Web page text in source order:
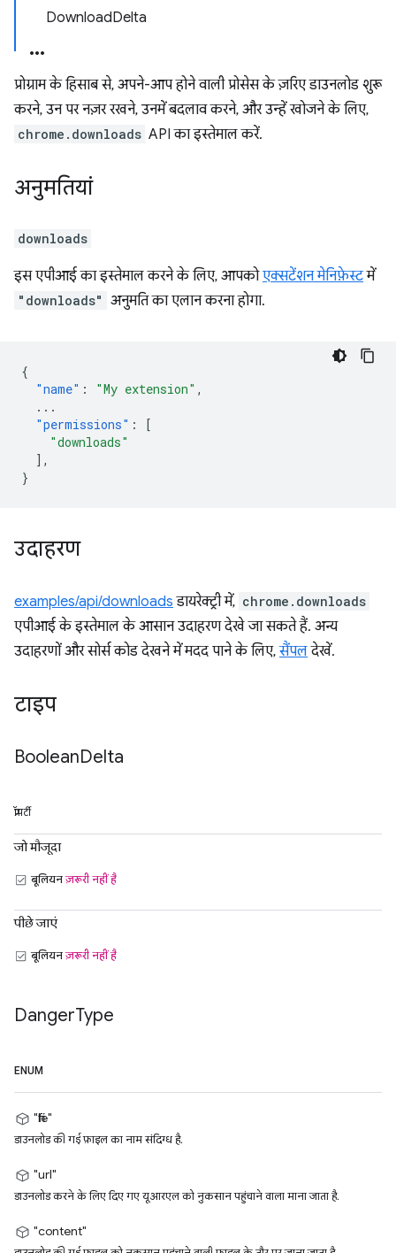
DownloadDelta
प्रोग्राम के हिसाब से, अपने-आप होने वाली प्रोसेस के ज़रिए डाउनलोड शुरू
करने, उन पर नज़र रखने, उनमें बदलाव करने, और उन्हें खोजने के लिए,
chrome.downloads API का इस्तेमाल करें.
अनुमतियां
downloads
इस एपीआई का इस्तेमाल करने के लिए, आपकोएक्सटेंशन मेनिफ़ेस्टमें
"downloads" अनुमति का एलान करना होगा.
{
"name" : "My extension" ,
...
"permissions" :
[
"downloads"
],
}
उदाहरण
examples/api/downloads डायरेक्ट्री में, chrome.downloads
एपीआई के इस्तेमाल के आसान उदाहरण देखे जा सकते हैं. अन्य
उदाहरणों और सोर्स कोड देखने में मदद पाने के लिए,सैंपलदेखें.
टाइप
BooleanDelta
प्रॉपर्टी
जो मौजूदा
बूलियनज़रूरी नहीं है
पीछे जाएं
बूलियनज़रूरी नहीं है
DangerType
ENUM
"file"
डाउनलोड की गई फ़ाइल का नाम संदिग्ध है.
"url"
डाउनलोड करने के लिए दिए गए यूआरएल को नुकसान पहुंचाने वाला माना जाता है.
"content"